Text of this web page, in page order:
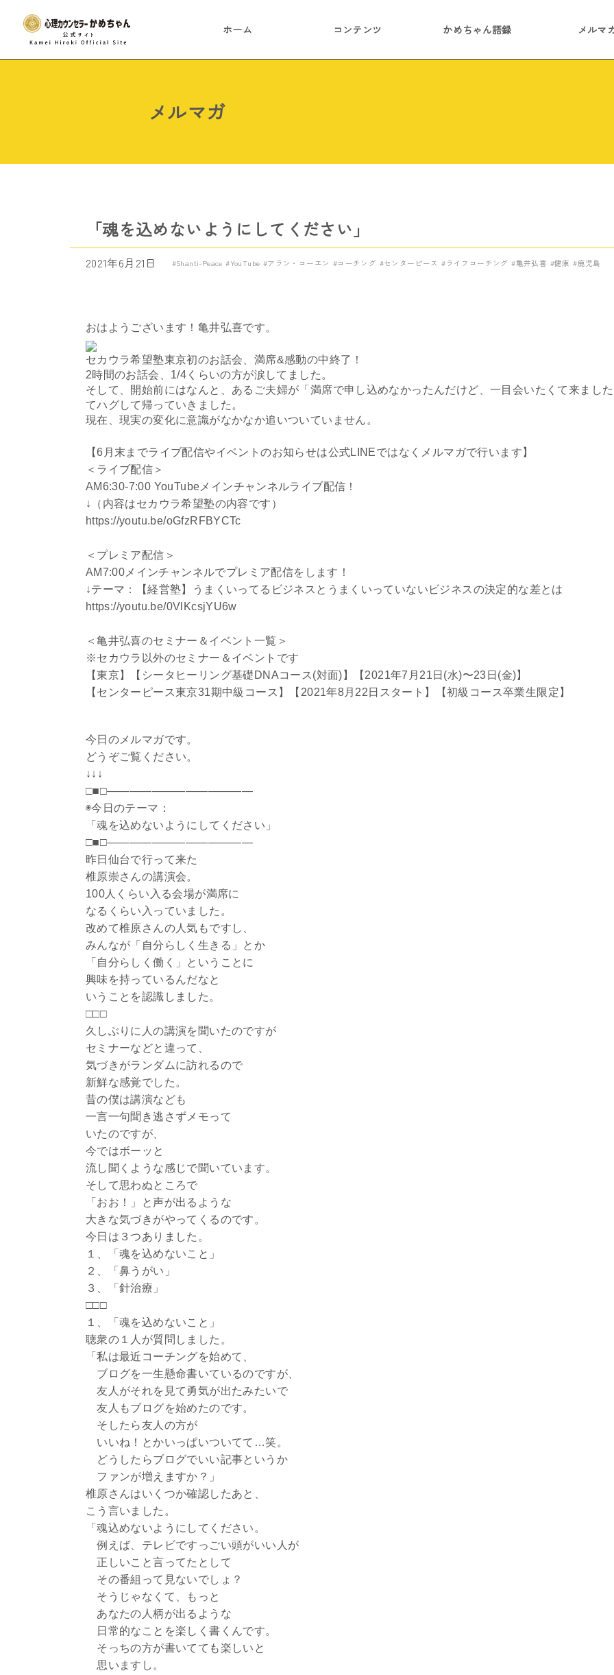
ホーム コンテンツ かめちゃん語録 メルマ
メルマガ
「魂を込めないようにしてください」
2021年6月21日 Shanti-Peace YouTube アラン・コーエン コーチング センターピース ライフコーチング 亀井弘喜 健康 鹿児島
おはようございます！亀井弘喜です。
セカウラ希望塾東京初のお話会、満席&感動の中終了！
2時間のお話会、1/4くらいの方が涙してました。
そして、開始前にはなんと、あるご夫婦が「満席で申し込めなかったんだけど、一目会いたくて来まし
てハグして帰っていきました。
現在、現実の変化に意識がなかなか追いついていません。
【6月末までライブ配信やイベントのお知らせは公式LINEではなくメルマガで行います】
＜ライブ配信＞
AM6:30-7:00 YouTubeメインチャンネルライブ配信！
↓（内容はセカウラ希望塾の内容です）
https://youtu.be/oGfzRFBYCTc
＜プレミア配信＞
AM7:00メインチャンネルでプレミア配信をします！
↓テーマ：【経営塾】うまくいってるビジネスとうまくいっていないビジネスの決定的な差とは
https://youtu.be/0VlKcsjYU6w
＜亀井弘喜のセミナー＆イベント一覧＞
※セカウラ以外のセミナー＆イベントです
【東京】【シータヒーリング基礎DNAコース(対面)】【2021年7月21日(水)〜23日(金)】
【センターピース東京31期中級コース】【2021年8月22日スタート】【初級コース卒業生限定】
今日のメルマガです。
どうぞご覧ください。
↓↓↓
□■□―――――――――――――
◉今日のテーマ：
「魂を込めないようにしてください」
□■□—————————————
昨日仙台で行って来た
椎原崇さんの講演会。
100人くらい入る会場が満席に
なるくらい入っていました。
改めて椎原さんの人気もですし、
みんなが「自分らしく生きる」とか
「自分らしく働く」ということに
興味を持っているんだなと
いうことを認識しました。
□□□
久しぶりに人の講演を聞いたのですが
セミナーなどと違って、
気づきがランダムに訪れるので
新鮮な感覚でした。
昔の僕は講演なども
一言一句聞き逃さずメモって
いたのですが、
今ではボーッと
流し聞くような感じで聞いています。
そして思わぬところで
「おお！」と声が出るような
大きな気づきがやってくるのです。
今日は３つありました。
１、「魂を込めないこと」
２、「鼻うがい」
３、「針治療」
□□□
１、「魂を込めないこと」
聴衆の１人が質問しました。
「私は最近コーチングを始めて、
ブログを一生懸命書いているのですが、
友人がそれを見て勇気が出たみたいで
友人もブログを始めたのです。
そしたら友人の方が
いいね！とかいっぱいついてて…笑。
どうしたらブログでいい記事というか
ファンが増えますか？」
椎原さんはいくつか確認したあと、
こう言いました。
「魂込めないようにしてください。
例えば、テレビですっごい頭がいい人が
正しいこと言ってたとして
その番組って見ないでしょ？
そうじゃなくて、もっと
あなたの人柄が出るような
日常的なことを楽しく書くんです。
そっちの方が書いてても楽しいと
思いますし。